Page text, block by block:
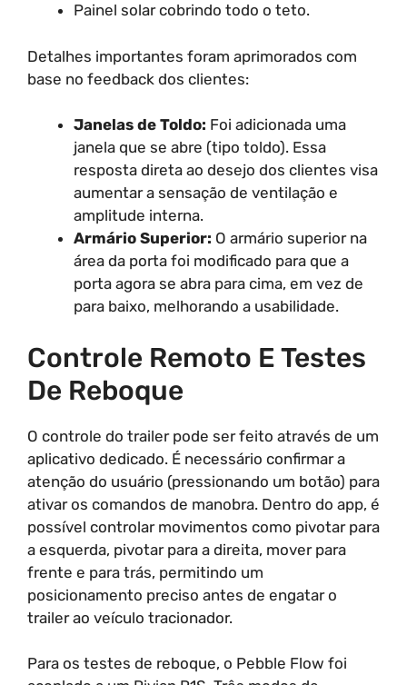
Painel solar cobrindo todo o teto.
Detalhes importantes foram aprimorados com
base no feedback dos clientes:
Janelas de Toldo: Foi adicionada uma
janela que se abre (tipo toldo). Essa
resposta direta ao desejo dos clientes visa
aumentar a sensação de ventilação e
amplitude interna.
Armário Superior: O armário superior na
área da porta foi modificado para que a
porta agora se abra para cima, em vez de
para baixo, melhorando a usabilidade.
Controle Remoto E Testes
De Reboque
O controle do trailer pode ser feito através de um
aplicativo dedicado. É necessário confirmar a
atenção do usuário (pressionando um botão) para
ativar os comandos de manobra. Dentro do app, é
possível controlar movimentos como pivotar para
a esquerda, pivotar para a direita, mover para
frente e para trás, permitindo um
posicionamento preciso antes de engatar o
trailer ao veículo tracionador.
Para os testes de reboque, o Pebble Flow foi